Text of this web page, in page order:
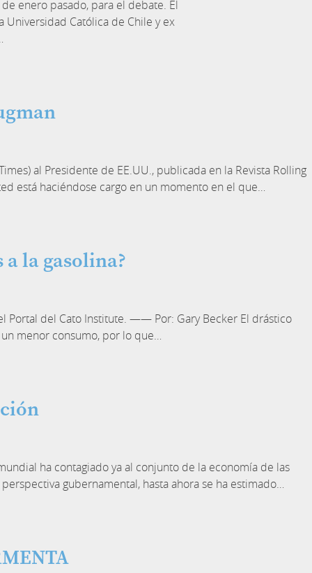
enero pasado, para el debate. El
Universidad Católica de Chile y ex
al Presidente de EE.UU., publicada en la Revista Rolling
está haciéndose cargo en un momento en el que…
la gasolina?
Portal del Cato Institute. —— Por: Gary Becker El drástico
menor consumo, por lo que…
ha contagiado ya al conjunto de la economía de las
gubernamental, hasta ahora se ha estimado…